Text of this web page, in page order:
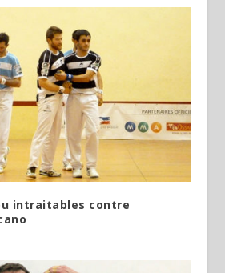
intraitables contre